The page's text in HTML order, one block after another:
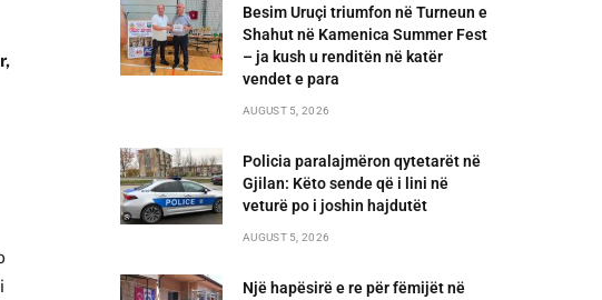
Besim Uruçi triumfon në Turneun e
Shahut në Kamenica Summer Fest
– ja kush u renditën në katër
vendet e para
AUGUST 5, 2026
Policia paralajmëron qytetarët në
Gjilan: Këto sende që i lini në
veturë po i joshin hajdutët
AUGUST 5, 2026
Një hapësirë e re për fëmijët në